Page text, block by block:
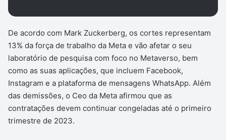
De acordo com Mark Zuckerberg, os cortes representam
13% da força de trabalho da Meta e vão afetar o seu
laboratório de pesquisa com foco no Metaverso, bem
como as suas aplicações, que incluem Facebook,
Instagram e a plataforma de mensagens WhatsApp. Além
das demissões, o Ceo da Meta afirmou que as
contratações devem continuar congeladas até o primeiro
trimestre de 2023.